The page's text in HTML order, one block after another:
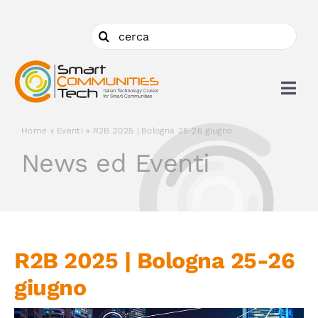
Cerca
per:
Ambiti
Home » Eventi » R2B 2025 | Bologna 25-26 giugno
News ed Eventi
R2B 2025 | Bologna 25-26
giugno